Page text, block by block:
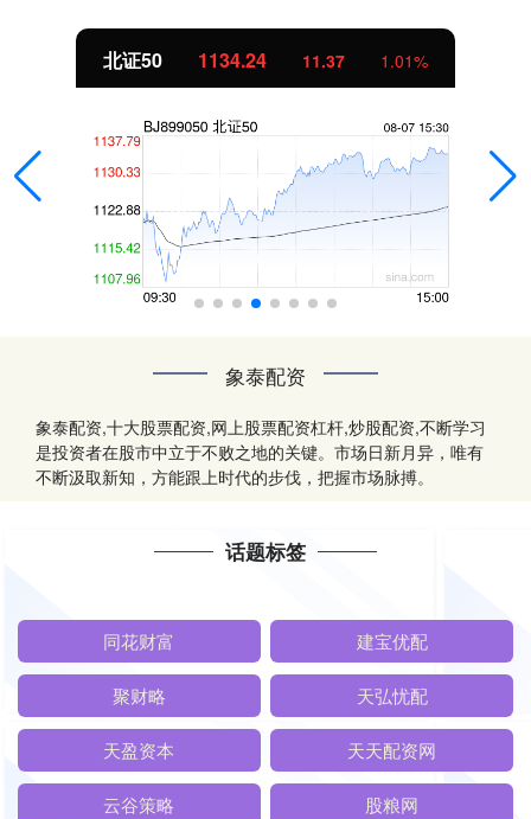
北证50 1134.24 11.37 1.01%
象泰配资
象泰配资,十大股票配资,网上股票配资杠杆,炒股配资,不断学习
是投资者在股市中立于不败之地的关键。市场日新月异，唯有
不断汲取新知，方能跟上时代的步伐，把握市场脉搏。
话题标签
同花财富 建宝优配
聚财略 天弘忧配
天盈资本 天天配资网
云谷策略 股粮网